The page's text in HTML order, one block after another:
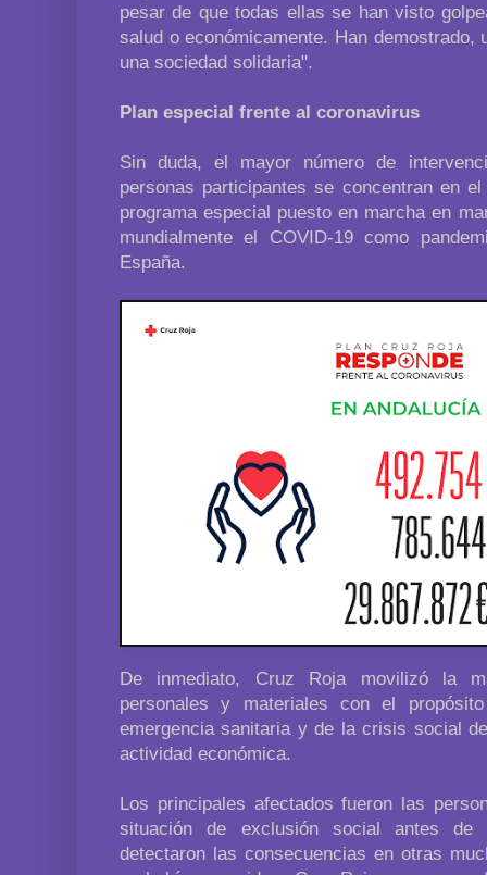
pesar de que todas ellas se han visto
salud o económicamente. Han demostrado,
una sociedad solidaria".
Plan especial frente al coronavirus
Sin duda, el mayor número de
personas participantes se concentran en
programa especial puesto en marcha en
mundialmente el COVID-19 como
España.
De inmediato, Cruz Roja movilizó la
personales y materiales con el
emergencia sanitaria y de la crisis social
actividad económica.
Los principales afectados fueron las
situación de exclusión social antes
detectaron las consecuencias en otras